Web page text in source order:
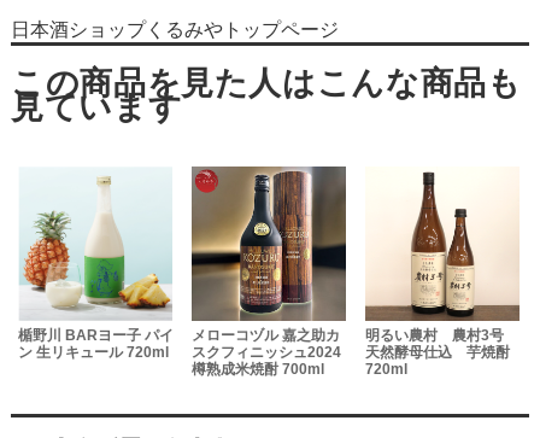
日本酒ショップくるみやトップページ
楯野川 BARヨー子 パイ
ン 生リキュール 720ml
メローコヅル 嘉之助カ
スクフィニッシュ2024
樽熟成米焼酎 700ml
明るい農村 農村3号
天然酵母仕込 芋焼酎
720ml